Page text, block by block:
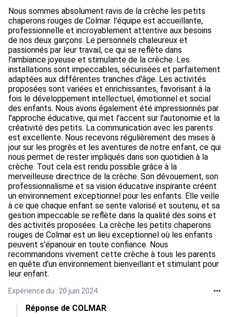
Nous sommes absolument ravis de la crèche les petits
chaperons rouges de Colmar. l'équipe est accueillante,
professionnelle et incroyablement attentive aux besoins
de nos deux garçons. Le personnels chaleureux et
passionnés par leur travail, ce qui se reflète dans
l'ambiance joyeuse et stimulante de la crèche. Les
installations sont impeccables, sécurisées et parfaitement
adaptées aux différentes tranches d'âge. Les activités
proposées sont variées et enrichissantes, favorisant à la
fois le développement intellectuel, émotionnel et social
des enfants. Nous avons également été impressionnés par
l'approche éducative, qui met l'accent sur l'autonomie et la
créativité des petits. La communication avec les parents
est excellente. Nous recevons régulièrement des mises à
jour sur les progrès et les aventures de notre enfant, ce qui
nous permet de rester impliqués dans son quotidien à la
crèche. Tout cela est rendu possible grâce à la
merveilleuse directrice de la crèche. Son dévouement, son
professionnalisme et sa vision éducative inspirante créent
un environnement exceptionnel pour les enfants. Elle veille
à ce que chaque enfant se sente valorisé et soutenu, et sa
gestion impeccable se reflète dans la qualité des soins et
des activités proposées. La crèche les petits chaperons
rouges de Colmar est un lieu exceptionnel où les enfants
peuvent s'épanouir en toute confiance. Nous
recommandons vivement cette crèche à tous les parents
en quête d'un environnement bienveillant et stimulant pour
leur enfant.
Expérience du : 20 juin 2024
Réponse de COLMAR